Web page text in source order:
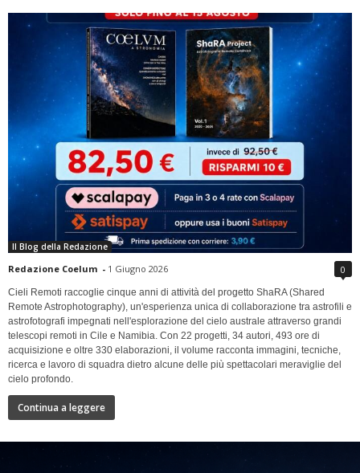
Il Blog della Redazione
Redazione Coelum - 1 Giugno 2026 0
Cieli Remoti raccoglie cinque anni di attività del progetto ShaRA (Shared
Remote Astrophotography), un'esperienza unica di collaborazione tra astrofili e
astrofotografi impegnati nell'esplorazione del cielo australe attraverso grandi
telescopi remoti in Cile e Namibia. Con 22 progetti, 34 autori, 493 ore di
acquisizione e oltre 330 elaborazioni, il volume racconta immagini, tecniche,
ricerca e lavoro di squadra dietro alcune delle più spettacolari meraviglie del
cielo profondo.
Continua a leggere